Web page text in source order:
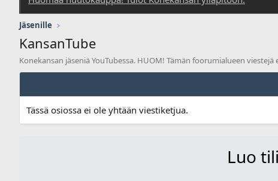
Jäsenille
KansanTube
Konekansan jäseniä YouTubessa. HUOM! Tämän foorumialueen
Tässä osiossa ei ole yhtään viestiketjua.
Luo